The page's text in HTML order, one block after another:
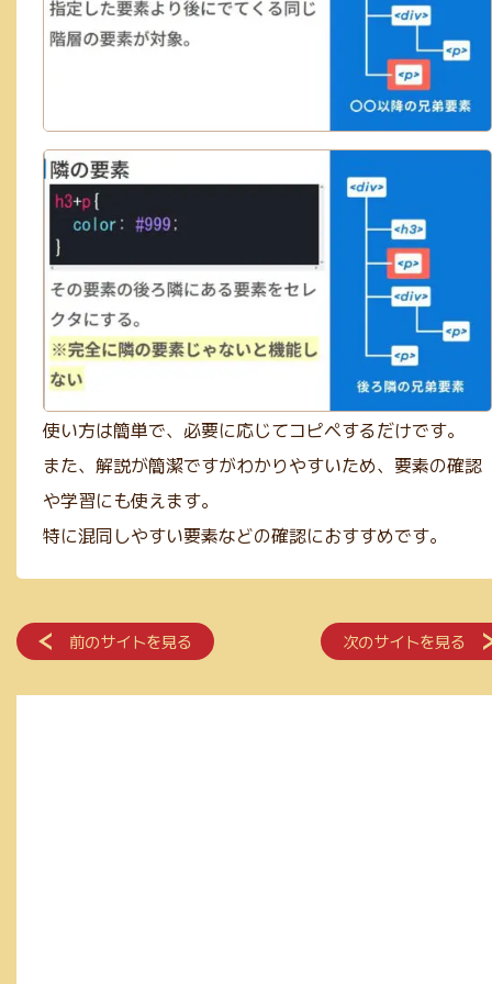
使い方は簡単で、必要に応じてコピペするだけです。
また、解説が簡潔ですがわかりやすいため、要素の確認
や学習にも使えます。
特に混同しやすい要素などの確認におすすめです。
前のサイトを見る 次のサイトを見る